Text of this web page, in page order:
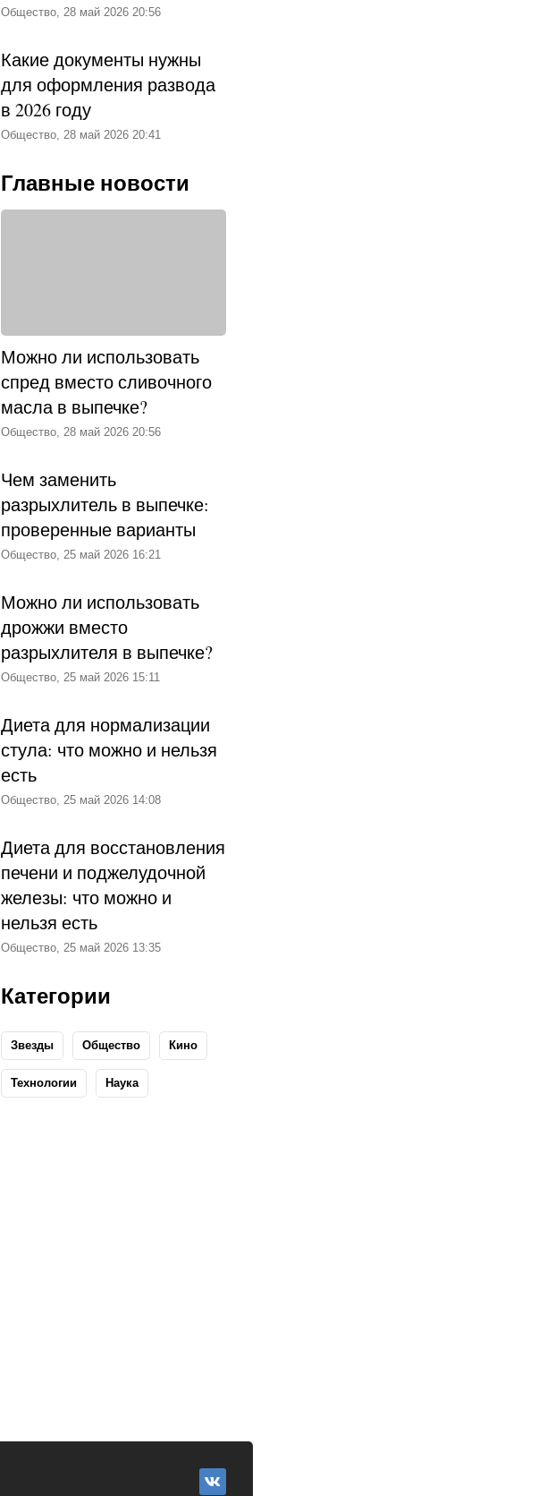
Общество, 28 май 2026 20:56
Какие документы нужны
для оформления развода
в 2026 году
Общество, 28 май 2026 20:41
Главные новости
Можно ли использовать
спред вместо сливочного
масла в выпечке?
Общество, 28 май 2026 20:56
Чем заменить
разрыхлитель в выпечке:
проверенные варианты
Общество, 25 май 2026 16:21
Можно ли использовать
дрожжи вместо
разрыхлителя в выпечке?
Общество, 25 май 2026 15:11
Диета для нормализации
стула: что можно и нельзя
есть
Общество, 25 май 2026 14:08
Диета для восстановления
печени и поджелудочной
железы: что можно и
нельзя есть
Общество, 25 май 2026 13:35
Категории
Звезды Общество Кино
Технологии Наука